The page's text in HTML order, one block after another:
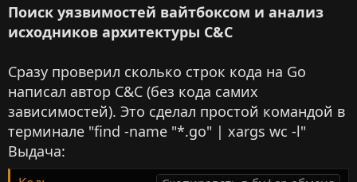
Поиск уязвимостей вайтбоксом и анализ
исходников архитектуры C&C
Сразу проверил сколько строк кода на Go
написал автор C&C (без кода самих
зависимостей). Это сделал простой командой в
терминале "find -name "*.go" | xargs wc -l"
Выдача: